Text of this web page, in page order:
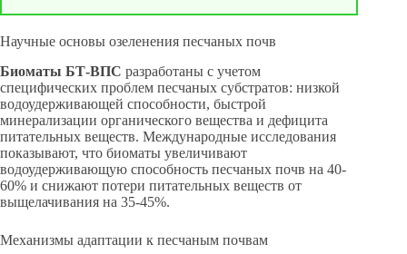
Научные основы озеленения песчаных почв
Биоматы БТ-ВПС разработаны с учетом
специфических проблем песчаных субстратов: низкой
водоудерживающей способности, быстрой
минерализации органического вещества и дефицита
питательных веществ. Международные исследования
показывают, что биоматы увеличивают
водоудерживающую способность песчаных почв на 40-
60% и снижают потери питательных веществ от
выщелачивания на 35-45%.
Механизмы адаптации к песчаным почвам